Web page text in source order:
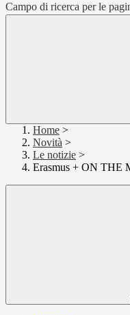
Campo di ricerca per le
Home >
Novità >
Le notizie >
Erasmus + ON THE